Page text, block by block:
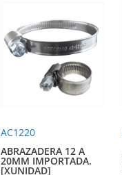
AC1220
ABRAZADERA 12 A
20MM IMPORTADA.
[XUNIDAD]